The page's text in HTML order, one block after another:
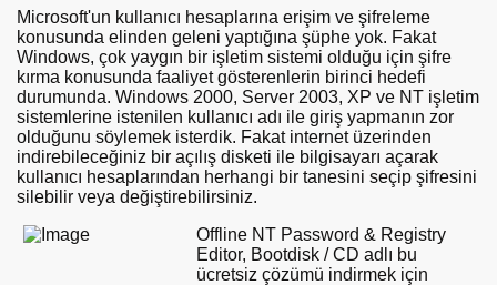
Microsoft'un kullanıcı hesaplarına erişim ve şifreleme
konusunda elinden geleni yaptığına şüphe yok. Fakat
Windows, çok yaygın bir işletim sistemi olduğu için şifre
kırma konusunda faaliyet gösterenlerin birinci hedefi
durumunda. Windows 2000, Server 2003, XP ve NT işletim
sistemlerine istenilen kullanıcı adı ile giriş yapmanın zor
olduğunu söylemek isterdik. Fakat internet üzerinden
indirebileceğiniz bir açılış disketi ile bilgisayarı açarak
kullanıcı hesaplarından herhangi bir tanesini seçip şifresini
silebilir veya değiştirebilirsiniz.
Offline NT Password & Registry
Editor, Bootdisk / CD adlı bu
ücretsiz çözümü indirmek için